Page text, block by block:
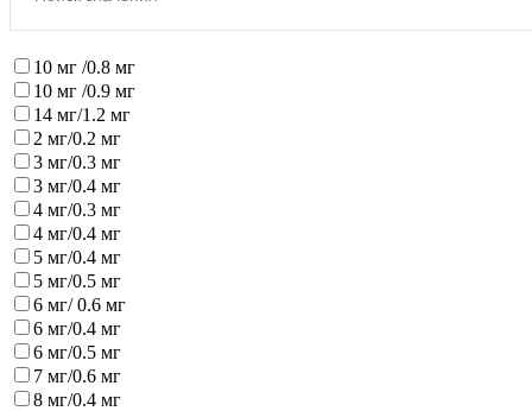
10 мг /0.8 мг
10 мг /0.9 мг
14 мг/1.2 мг
2 мг/0.2 мг
3 мг/0.3 мг
3 мг/0.4 мг
4 мг/0.3 мг
4 мг/0.4 мг
5 мг/0.4 мг
5 мг/0.5 мг
6 мг/ 0.6 мг
6 мг/0.4 мг
6 мг/0.5 мг
7 мг/0.6 мг
8 мг/0.4 мг